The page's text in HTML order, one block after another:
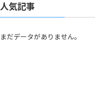
人気記事
まだデータがありません。